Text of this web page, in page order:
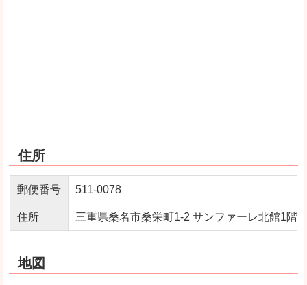
住所
郵便番号 511-0078
住所 三重県桑名市桑栄町1-2 サンファーレ北館1階
地図